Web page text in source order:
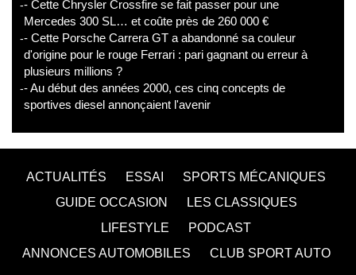
- Cette Chrysler Crossfire se fait passer pour une
Mercedes 300 SL… et coûte près de 260 000 €
- Cette Porsche Carrera GT a abandonné sa couleur
d'origine pour le rouge Ferrari : pari gagnant ou erreur à
plusieurs millions ?
- Au début des années 2000, ces cinq concepts de
sportives diesel annonçaient l'avenir
ACTUALITÉS ESSAI
SPORTS MÉCANIQUES
GUIDE OCCASION
LES CLASSIQUES
LIFESTYLE
PODCAST
ANNONCES AUTOMOBILES
CLUB SPORT AUTO